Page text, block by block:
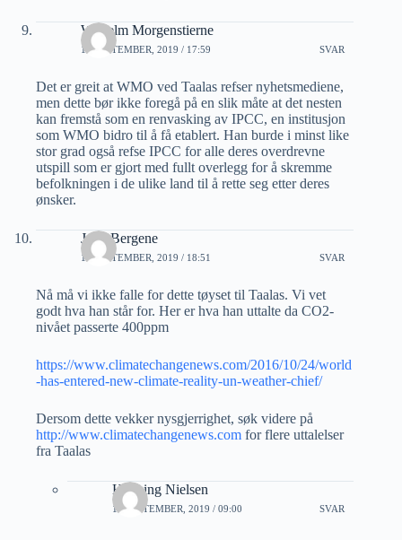
Wilhelm Morgenstierne
11 SEPTEMBER, 2019 / 17:59 SVAR
Det er greit at WMO ved Taalas refser nyhetsmediene,
men dette bør ikke foregå på en slik måte at det nesten
kan fremstå som en renvasking av IPCC, en institusjon
som WMO bidro til å få etablert. Han burde i minst like
stor grad også refse IPCC for alle deres overdrevne
utspill som er gjort med fullt overlegg for å skremme
befolkningen i de ulike land til å rette seg etter deres
ønsker.
Jarle Bergene
11 SEPTEMBER, 2019 / 18:51 SVAR
Nå må vi ikke falle for dette tøyset til Taalas. Vi vet
godt hva han står for. Her er hva han uttalte da CO2-
nivået passerte 400ppm
https://www.climatechangenews.com/2016/10/24/world
-has-entered-new-climate-reality-un-weather-chief/
Dersom dette vekker nysgjerrighet, søk videre på
http://www.climatechangenews.com for flere uttalelser
fra Taalas
Henning Nielsen
12 SEPTEMBER, 2019 / 09:00 SVAR